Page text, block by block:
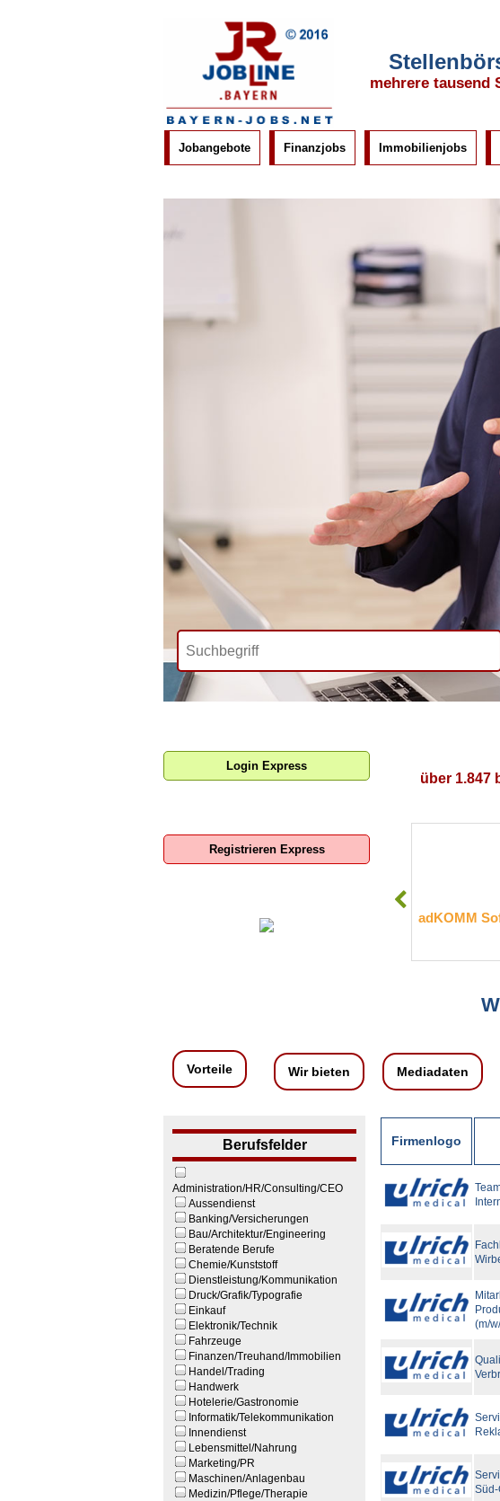
mehrere tausend
Jobangebote Finanzjobs Immobilienjobs
über 1.847
SIS-Sparkassen-Immobilien-
Service GmbH
adKOMM
Login Express
Registrieren Express
Vorteile Wir bieten Mediadaten
Berufsfelder
Administration/HR/Consulting/CEO
Aussendienst
Banking/Versicherungen
Bau/Architektur/Engineering
Beratende Berufe
Chemie/Kunststoff
Dienstleistung/Kommunikation
Druck/Grafik/Typografie
Einkauf
Elektronik/Technik
Fahrzeuge
Finanzen/Treuhand/Immobilien
Handel/Trading
Handwerk
Hotelerie/Gastronomie
Informatik/Telekommunikation
Innendienst
Lebensmittel/Nahrung
Marketing/PR
Maschinen/Anlagenbau
Medizin/Pflege/Therapie
Firmenlogo
(m/
Süd-